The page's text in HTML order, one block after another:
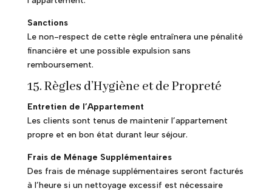
Sanctions
Le non-respect de cette règle entraînera une pénalité
financière et une possible expulsion sans
remboursement.
15. Règles d’Hygiène et de Propreté
Entretien de l’Appartement
Les clients sont tenus de maintenir l’appartement
propre et en bon état durant leur séjour.
Frais de Ménage Supplémentaires
Des frais de ménage supplémentaires seront facturés
à l’heure si un nettoyage excessif est nécessaire